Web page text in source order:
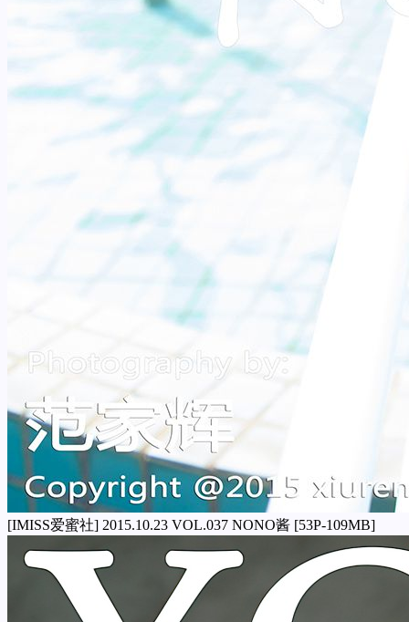
[IMISS爱蜜社] 2015.10.23 VOL.037 NONO酱 [53P-109MB]